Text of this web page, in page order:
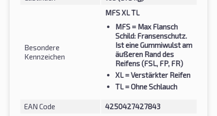
Besondere
Kennzeichen
MFS XL TL
MFS = Max Flansch
Schild: Fransenschutz.
Ist eine Gummiwulst am
äußeren Rand des
Reifens (FSL, FP, FR)
XL= Verstärkter Reifen
TL= Ohne Schlauch
EAN Code 4250427427843